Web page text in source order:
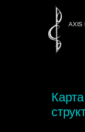
AXIS